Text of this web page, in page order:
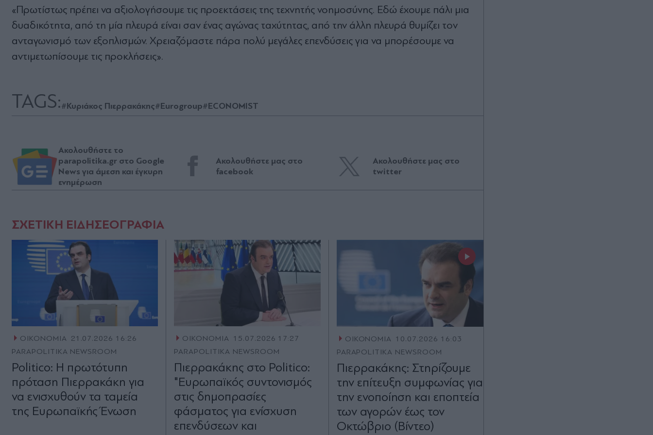
«Πρωτίστως πρέπει να αξιολογήσουμε τις προεκτάσεις της τεχνητής νοημοσύνης. Εδώ έχουμε πάλι μια
δυαδικότητα, από τη μία πλευρά είναι σαν ένας αγώνας ταχύτητας, από την άλλη πλευρά θυμίζει τον
ανταγωνισμό των εξοπλισμών. Χρειαζόμαστε πάρα πολύ μεγάλες επενδύσεις για να μπορέσουμε να
αντιμετωπίσουμε τις προκλήσεις».
TAGS:#Κυριάκος Πιερρακάκης#Eurogroup#ECONOMIST
Ακολουθήστε το
parapolitika.gr στο Google
News για άμεση και έγκυρη
ενημέρωση
Ακολουθήστε μας στο
facebook
Ακολουθήστε μας στο
twitter
ΣΧΕΤΙΚΗ ΕΙΔΗΣΕΟΓΡΑΦΙΑ
ΟΙΚΟΝΟΜΙΑ 21.07.2026 16:26
PARAPOLITIKA NEWSROOM
Politico: Η πρωτότυπη
πρόταση Πιερρακάκη για
να ενισχυθούν τα ταμεία
της Ευρωπαϊκής Ένωση
ΟΙΚΟΝΟΜΙΑ 15.07.2026 17:27
PARAPOLITIKA NEWSROOM
Πιερρακάκης στο Politico:
"Ευρωπαϊκός συντονισμός
στις δημοπρασίες
φάσματος για ενίσχυση
επενδύσεων και
ΟΙΚΟΝΟΜΙΑ 10.07.2026 16:03
PARAPOLITIKA NEWSROOM
Πιερρακάκης: Στηρίζουμε
την επίτευξη συμφωνίας για
την ενοποίηση και εποπτεία
των αγορών έως τον
Οκτώβριο (Βίντεο)